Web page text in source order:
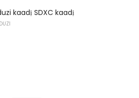
kaadị SDXC kaadị